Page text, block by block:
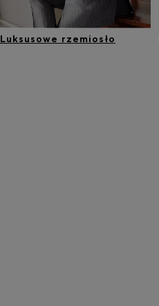
Luksusowe rzemiosło